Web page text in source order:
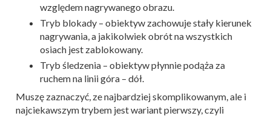
względem nagrywanego obrazu.
Tryb blokady – obiektyw zachowuje stały kierunek
nagrywania, a jakikolwiek obrót na wszystkich
osiach jest zablokowany.
Tryb śledzenia – obiektyw płynnie podąża za
ruchem na linii góra – dół.
Muszę zaznaczyć, ze najbardziej skomplikowanym, ale i
najciekawszym trybem jest wariant pierwszy, czyli